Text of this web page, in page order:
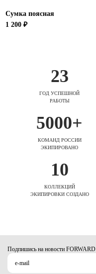
Сумка поясная
1 200 ₽
23
ГОД УСПЕШНОЙ
РАБОТЫ
5000+
КОМАНД РОССИИ
ЭКИПИРОВАНО
10
КОЛЛЕКЦИЙ
ЭКИПИРОВКИ СОЗДАНО
Подпишись на новости FORWARD